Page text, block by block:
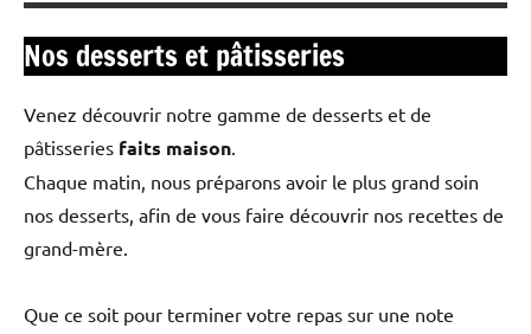
Nos desserts et pâtisseries
Venez découvrir notre gamme de desserts et de
pâtisseries faits maison.
Chaque matin, nous préparons avoir le plus grand soin
nos desserts, afin de vous faire découvrir nos recettes de
grand-mère.
Que ce soit pour terminer votre repas sur une note